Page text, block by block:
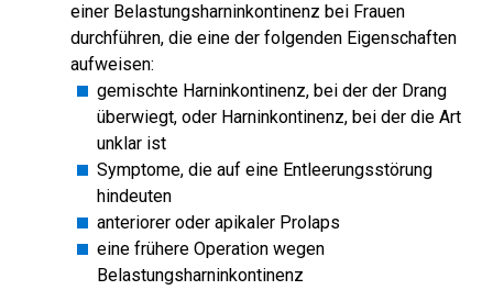
einer Belastungsharninkontinenz bei Frauen
durchführen, die eine der folgenden Eigenschaften
aufweisen:
gemischte Harninkontinenz, bei der der Drang
überwiegt, oder Harninkontinenz, bei der die Art
unklar ist
Symptome, die auf eine Entleerungsstörung
hindeuten
anteriorer oder apikaler Prolaps
eine frühere Operation wegen
Belastungsharninkontinenz